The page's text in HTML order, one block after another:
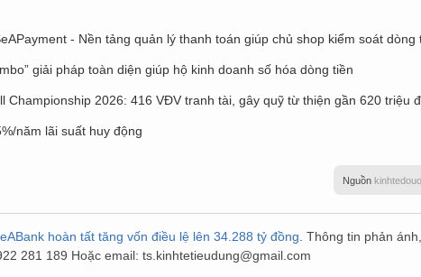
- Nền tảng quản lý thanh toán giúp chủ shop kiểm soát dòng
giải pháp toàn diện giúp hộ kinh doanh số hóa dòng tiền
Championship 2026: 416 VĐV tranh tài, gây quỹ từ thiện gần 620 triệu
năm lãi suất huy động
Nguồn
hoàn tất tăng vốn điều lệ lên 34.288 tỷ đồng. Thông tin phản
281 189 Hoặc email: ts.kinhtetieudung@gmail.com